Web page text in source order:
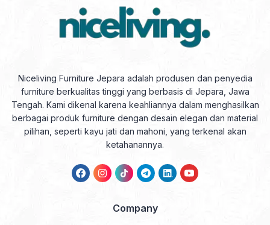
Niceliving Furniture Jepara adalah produsen dan penyedia
furniture berkualitas tinggi yang berbasis di Jepara, Jawa
Tengah. Kami dikenal karena keahliannya dalam menghasilkan
berbagai produk furniture dengan desain elegan dan material
pilihan, seperti kayu jati dan mahoni, yang terkenal akan
ketahanannya.
Company